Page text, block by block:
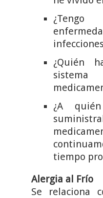
¿Quién
¿A
tiempo
Alergia al Frío
Se relaciona